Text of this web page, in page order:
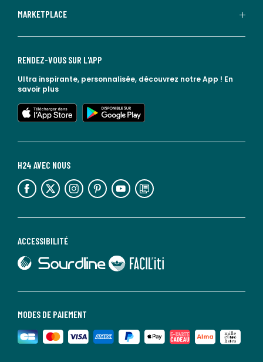
MARKETPLACE
MODES DE PAIEMENT
ACCESSIBILITÉ
lien vers Sourdline
lien vers Faciliti
H24 AVEC NOUS
lien vers l'espace réseaux sociaux lien vers l'espace réseaux sociaux lien vers l'espace réseaux sociaux lien vers l'espace réseaux sociaux lien vers l'espace réseaux sociaux lien vers le blog la redoute
RENDEZ-VOUS SUR L'APP
Ultra inspirante, personnalisée, découvrez notre App ! En
savoir plus
lien vers l'app store
lien vers google play